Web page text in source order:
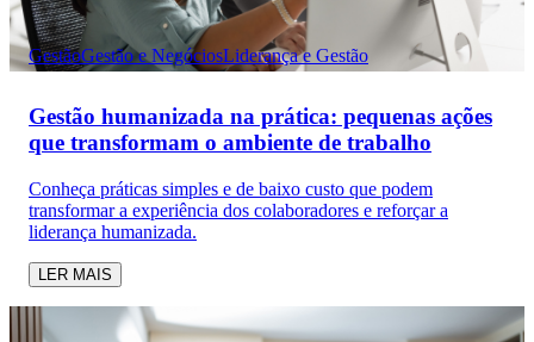
GestãoGestão e NegóciosLiderança e Gestão
Gestão humanizada na prática: pequenas ações
que transformam o ambiente de trabalho
Conheça práticas simples e de baixo custo que podem
transformar a experiência dos colaboradores e reforçar a
liderança humanizada.
LER MAIS